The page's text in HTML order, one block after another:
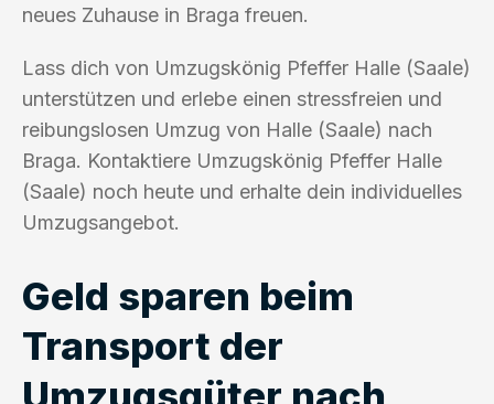
neues Zuhause in Braga freuen.
Lass dich von Umzugskönig Pfeffer Halle (Saale)
unterstützen und erlebe einen stressfreien und
reibungslosen Umzug von Halle (Saale) nach
Braga. Kontaktiere Umzugskönig Pfeffer Halle
(Saale) noch heute und erhalte dein individuelles
Umzugsangebot.
Geld sparen beim
Transport der